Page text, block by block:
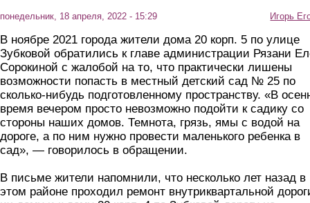
понедельник, 18 апреля, 2022 - 15:29 Игорь
В ноябре 2021 города жители дома 20 корп. 5 по улице
Зубковой обратились к главе администрации Рязани
Сорокиной с жалобой на то, что практически лишены
возможности попасть в местный детский сад № 25 по
сколько-нибудь подготовленному пространству. «В
время вечером просто невозможно подойти к садику со
стороны наших домов. Темнота, грязь, ямы с водой на
дороге, а по ним нужно провести маленького ребенка в
сад», — говорилось в обращении.
В письме жители напомнили, что несколько лет назад в
этом районе проходил ремонт внутриквартальной